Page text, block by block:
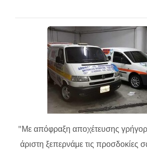
"Με απόφραξη αποχέτευσης
άριστη ξεπερνάμε τις προσδοκίες